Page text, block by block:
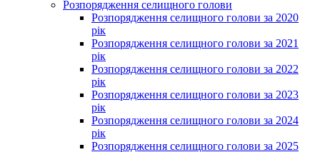
Розпорядження селищного голови
Розпорядження селищного голови за 2020
рік
Розпорядження селищного голови за 2021
рік
Розпорядження селищного голови за 2022
рік
Розпорядження селищного голови за 2023
рік
Розпорядження селищного голови за 2024
рік
Розпорядження селищного голови за 2025